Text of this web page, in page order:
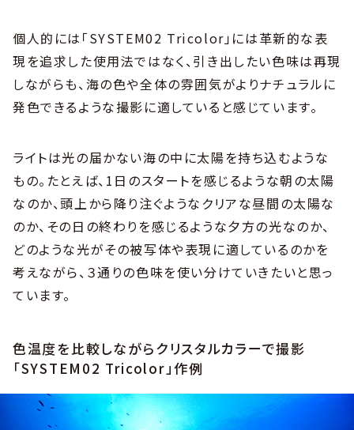
個人的には「SYSTEM02 Tricolor」には革新的な表
現を追求した使用法ではなく、引き出したい色味は再現
しながらも、海の色や全体の雰囲気がよりナチュラルに
発色できるような撮影に適していると感じています。
ライトは光の届かない海の中に太陽を持ち込むような
もの。たとえば、1日のスタートを感じるような朝の太陽
なのか、頭上から降り注ぐようなクリアな昼間の太陽な
のか、その日の終わりを感じるような夕方の光なのか、
どのような光がその被写体や表現に適しているのかを
考えながら、３通りの色味を使い分けていきたいと思っ
ています。
色温度を比較しながらクリスタルカラーで撮影
「SYSTEM02 Tricolor」作例